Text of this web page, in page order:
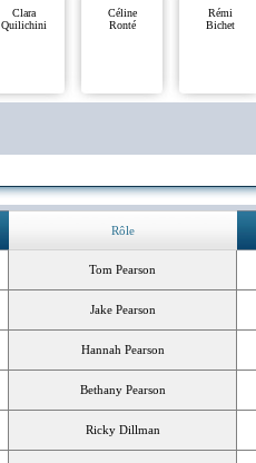
Clara
Quilichini
Céline
Ronté
Rémi
Bichet
Rôle
Tom Pearson
Jake Pearson
Hannah Pearson
Bethany Pearson
Ricky Dillman